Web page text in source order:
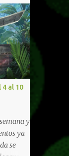
4 al 10
y
ya
se